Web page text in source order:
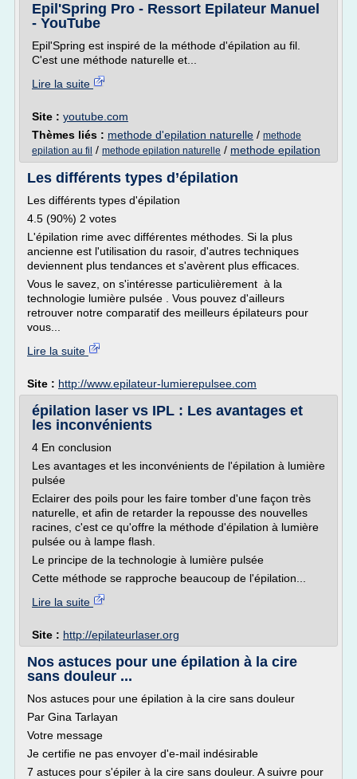
Epil'Spring Pro - Ressort Epilateur Manuel
- YouTube
Epil'Spring est inspiré de la méthode d'épilation au fil.
C'est une méthode naturelle et...
Lire la suite
Site : youtube.com
Thèmes liés : methode d'epilation naturelle / methode
epilation au fil / methode epilation naturelle / methode epilation
Les différents types d’épilation
Les différents types d'épilation
4.5 (90%) 2 votes
L'épilation rime avec différentes méthodes. Si la plus
ancienne est l'utilisation du rasoir, d'autres techniques
deviennent plus tendances et s'avèrent plus efficaces.
Vous le savez, on s'intéresse particulièrement à la
technologie lumière pulsée . Vous pouvez d'ailleurs
retrouver notre comparatif des meilleurs épilateurs pour
vous...
Lire la suite
Site : http://www.epilateur-lumierepulsee.com
épilation laser vs IPL : Les avantages et
les inconvénients
4 En conclusion
Les avantages et les inconvénients de l'épilation à lumière
pulsée
Eclairer des poils pour les faire tomber d'une façon très
naturelle, et afin de retarder la repousse des nouvelles
racines, c'est ce qu'offre la méthode d'épilation à lumière
pulsée ou à lampe flash.
Le principe de la technologie à lumière pulsée
Cette méthode se rapproche beaucoup de l'épilation...
Lire la suite
Site : http://epilateurlaser.org
Nos astuces pour une épilation à la cire
sans douleur ...
Nos astuces pour une épilation à la cire sans douleur
Par Gina Tarlayan
Votre message
Je certifie ne pas envoyer d'e-mail indésirable
7 astuces pour s'épiler à la cire sans douleur. A suivre pour